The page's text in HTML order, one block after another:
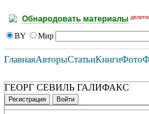
Обнародовать материалы
BY Мир
ГлавнаяАвторыСтатьиКнигиФото
ГЕОРГ СЕВИЛЬ ГАЛИФАКС
Регистрация Войти